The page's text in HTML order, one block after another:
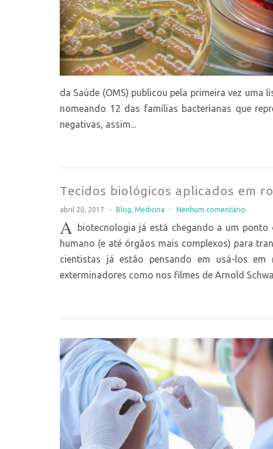
da Saúde (OMS) publicou pela primeira vez
nomeando 12 das famílias bacterianas que
negativas, assim...
Tecidos biológicos aplicados em
abril 20, 2017 - Blog, Medicina - Nenhum comentário
A
biotecnologia já está chegando a um
humano (e até órgãos mais complexos) para
cientistas já estão pensando em usá-los
exterminadores como nos filmes de Arnold